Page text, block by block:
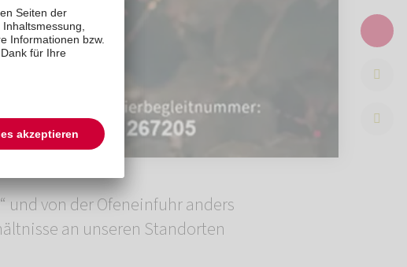
und von der Ofeneinfuhr anders
an unseren Standorten